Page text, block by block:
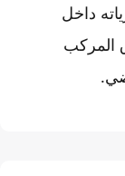
داخل
المركب